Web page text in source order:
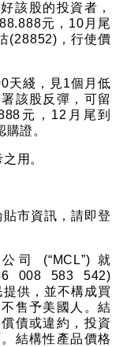
該股的投資者，
元，10月尾
(28852)，行使價
天綫，見1個月低
該股反彈，可留
元，12月尾到
證。
用。
市資訊，請即登
司 (“MCL”) 就
008 583 542)
供，並不構成買
售予美國人。結
債或違約，投資
結構性產品價格